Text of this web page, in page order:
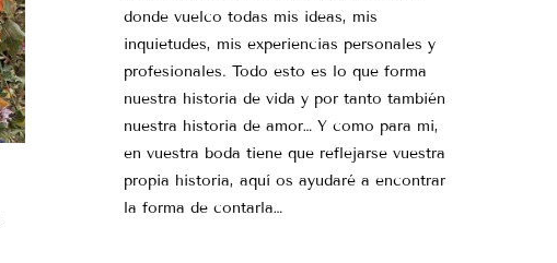
donde vuelco todas mis ideas, mis
inquietudes, mis experiencias personales y
profesionales. Todo esto es lo que forma
nuestra historia de vida y por tanto también
nuestra historia de amor… Y como para mi,
en vuestra boda tiene que reflejarse vuestra
propia historia, aquí os ayudaré a encontrar
la forma de contarla…